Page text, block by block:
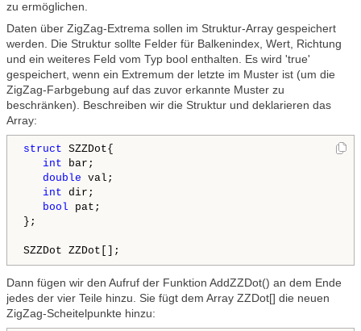
zu ermöglichen.
Daten über ZigZag-Extrema sollen im Struktur-Array gespeichert
werden. Die Struktur sollte Felder für Balkenindex, Wert, Richtung
und ein weiteres Feld vom Typ bool enthalten. Es wird 'true'
gespeichert, wenn ein Extremum der letzte im Muster ist (um die
ZigZag-Farbgebung auf das zuvor erkannte Muster zu
beschränken). Beschreiben wir die Struktur und deklarieren das
Array:
struct SZZDot{
int bar;
double val;
int dir;
bool pat;
};
Dann fügen wir den Aufruf der Funktion AddZZDot() an dem Ende
jedes der vier Teile hinzu. Sie fügt dem Array ZZDot[] die neuen
ZigZag-Scheitelpunkte hinzu: